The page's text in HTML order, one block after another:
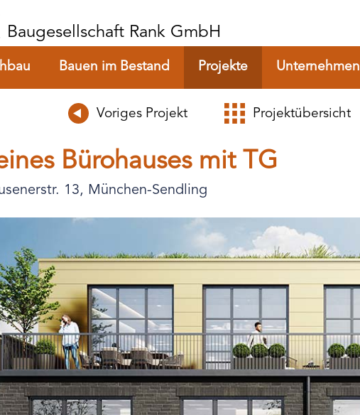
Baugesellschaft Rank GmbH
Bauen im Bestand Projekte Unternehmen
Voriges Projekt Projektübersicht
Bürohauses mit TG
13, München-Sendling